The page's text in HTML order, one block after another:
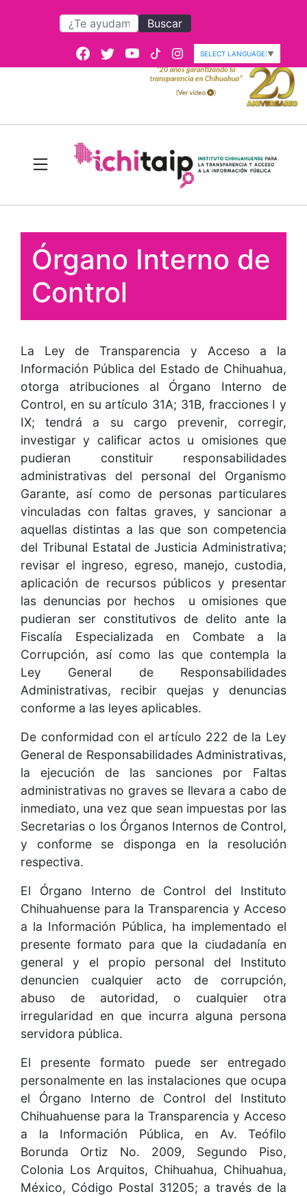
Buscar
SELECT LANGUAGE ▼
Órgano Interno de
Control
La Ley de Transparencia y Acceso a la
Información Pública del Estado de Chihuahua,
otorga atribuciones al Órgano Interno de
Control, en su artículo 31A; 31B, fracciones I y
IX; tendrá a su cargo prevenir, corregir,
investigar y calificar actos u omisiones que
pudieran constituir responsabilidades
administrativas del personal del Organismo
Garante, así como de personas particulares
vinculadas con faltas graves, y sancionar a
aquellas distintas a las que son competencia
del Tribunal Estatal de Justicia Administrativa;
revisar el ingreso, egreso, manejo, custodia,
aplicación de recursos públicos y presentar
las denuncias por hechos u omisiones que
pudieran ser constitutivos de delito ante la
Fiscalía Especializada en Combate a la
Corrupción, así como las que contempla la
Ley General de Responsabilidades
Administrativas, recibir quejas y denuncias
conforme a las leyes aplicables.
De conformidad con el artículo 222 de la Ley
General de Responsabilidades Administrativas,
la ejecución de las sanciones por Faltas
administrativas no graves se llevara a cabo de
inmediato, una vez que sean impuestas por las
Secretarias o los Órganos Internos de Control,
y conforme se disponga en la resolución
respectiva.
El Órgano Interno de Control del Instituto
Chihuahuense para la Transparencia y Acceso
a la Información Pública, ha implementado el
presente formato para que la ciudadanía en
general y el propio personal del Instituto
denuncien cualquier acto de corrupción,
abuso de autoridad, o cualquier otra
irregularidad en que incurra alguna persona
servidora pública.
El presente formato puede ser entregado
personalmente en las instalaciones que ocupa
el Órgano Interno de Control del Instituto
Chihuahuense para la Transparencia y Acceso
a la Información Pública, en Av. Teófilo
Borunda Ortiz No. 2009, Segundo Piso,
Colonia Los Arquitos, Chihuahua, Chihuahua,
México, Código Postal 31205; a través de la